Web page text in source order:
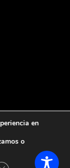
| Aviso legal
en
o